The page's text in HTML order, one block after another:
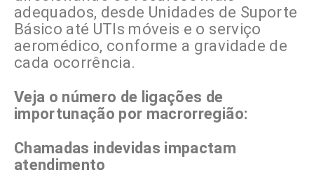
adequados, desde Unidades de Suporte
Básico até UTIs móveis e o serviço
aeromédico, conforme a gravidade de
cada ocorrência.
Veja o número de ligações de
importunação por macrorregião:
Chamadas indevidas impactam
atendimento